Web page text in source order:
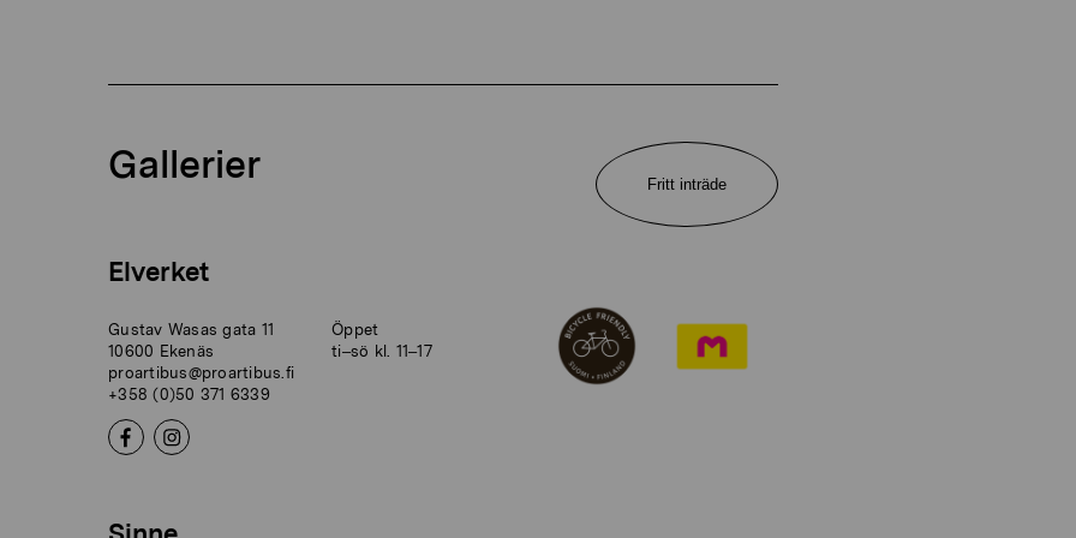
Gallerier Fritt inträde
Elverket
Gustav Wasas gata 11
10600 Ekenäs
proartibus@proartibus.fi
+358 (0)50 371 6339
Öppet
ti–sö kl. 11–17